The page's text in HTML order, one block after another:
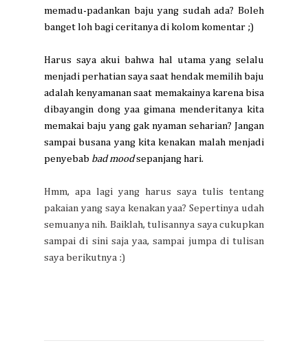
memadu-padankan baju yang sudah ada? Boleh
banget loh bagi ceritanya di kolom komentar ;)
Harus saya akui bahwa hal utama yang selalu
menjadi perhatian saya saat hendak memilih baju
adalah kenyamanan saat memakainya karena bisa
dibayangin dong yaa gimana menderitanya kita
memakai baju yang gak nyaman seharian? Jangan
sampai busana yang kita kenakan malah menjadi
penyebab bad mood sepanjang hari.
Hmm, apa lagi yang harus saya tulis tentang
pakaian yang saya kenakan yaa? Sepertinya udah
semuanya nih. Baiklah, tulisannya saya cukupkan
sampai di sini saja yaa, sampai jumpa di tulisan
saya berikutnya :)